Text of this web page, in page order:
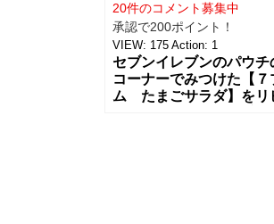
20件のコメント募集中
承認で200ポイント！
VIEW: 175 Action: 1
セブンイレブンのパウチ
コーナーでみつけた【７
ム たまごサラダ】をリ